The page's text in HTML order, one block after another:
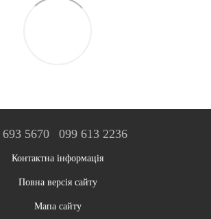
693 5670 099 613 2236
Контактна інформація
Повна версія сайту
Мапа сайту